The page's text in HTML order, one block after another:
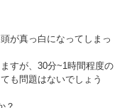
が真っ白になってしまっ
すが、30分~1時間程度の
も問題はないでしょう